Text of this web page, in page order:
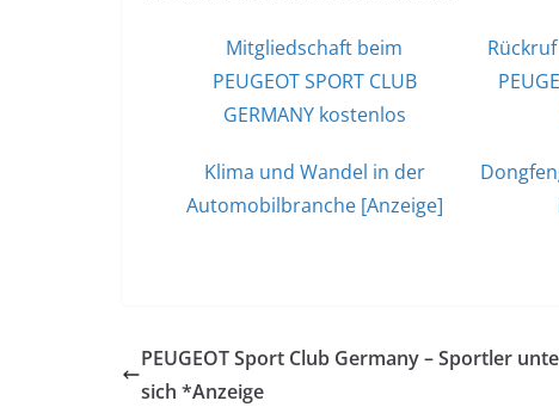
Mitgliedschaft beim
PEUGEOT SPORT CLUB
GERMANY kostenlos
Klima und Wandel in der
Automobilbranche [Anzeige]
PEUGEOT Sport Club Germany – Sportler
sich *Anzeige